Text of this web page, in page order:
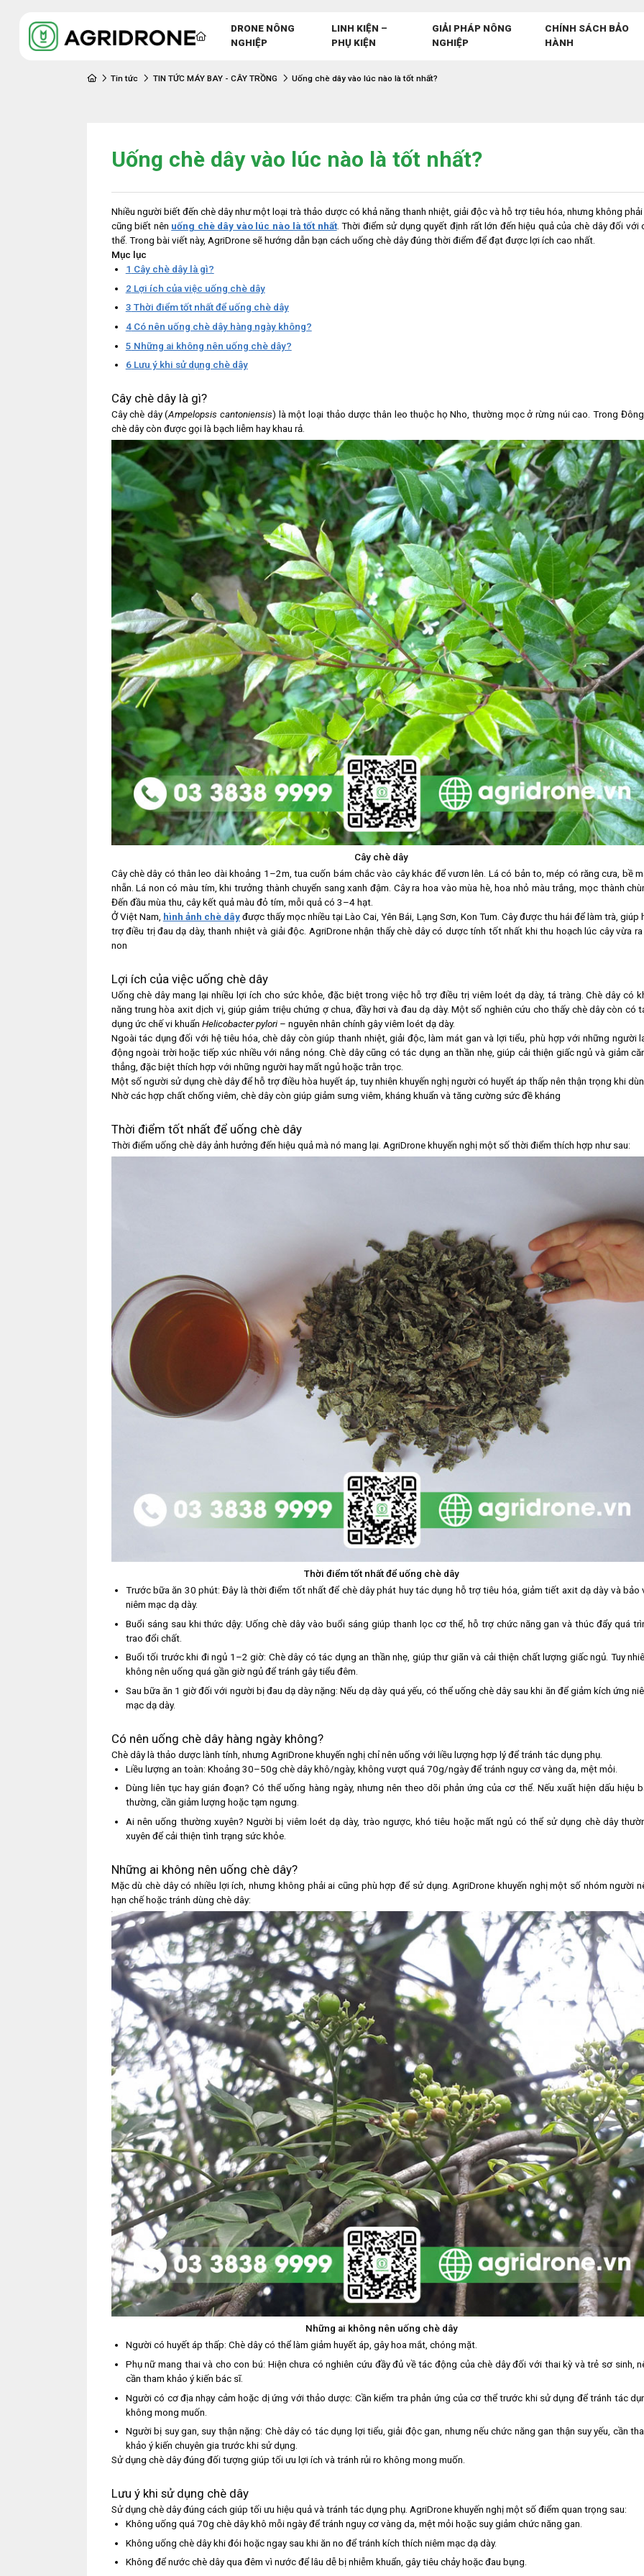
DRONE NÔNG
NGHIỆP
LINH KIỆN –
PHỤ KIỆN
GIẢI PHÁP NÔNG
NGHIỆP
CHÍNH SÁCH BẢO
HÀNH
Tin tức TIN TỨC MÁY BAY - CÂY TRỒNG Uống chè dây vào lúc nào là tốt nhất?
Uống chè dây vào lúc nào là tốt nhất?
Nhiều người biết đến chè dây như một loại trà thảo dược có khả năng thanh nhiệt, giải độc và hỗ trợ tiêu hóa, nhưng không phải
cũng biết nên uống chè dây vào lúc nào là tốt nhất. Thời điểm sử dụng quyết định rất lớn đến hiệu quả của chè dây đối với
thể. Trong bài viết này, AgriDrone sẽ hướng dẫn bạn cách uống chè dây đúng thời điểm để đạt được lợi ích cao nhất.
Mục lục
1 Cây chè dây là gì?
2 Lợi ích của việc uống chè dây
3 Thời điểm tốt nhất để uống chè dây
4Có nên uống chè dây hàng ngày không?
5 Những ai không nên uống chè dây?
6Lưu ý khi sử dụng chè dây
Cây chè dây là gì?
Cây chè dây (Ampelopsis cantoniensis) là một loại thảo dược thân leo thuộc họ Nho, thường mọc ở rừng núi cao. Trong Đông
chè dây còn được gọi là bạch liễm hay khau rả.
Cây chè dây
Cây chè dây có thân leo dài khoảng 1–2m, tua cuốn bám chắc vào cây khác để vươn lên. Lá có bản to, mép có răng cưa, bề
nhẵn. Lá non có màu tím, khi trưởng thành chuyển sang xanh đậm. Cây ra hoa vào mùa hè, hoa nhỏ màu trắng, mọc thành
Đến đầu mùa thu, cây kết quả màu đỏ tím, mỗi quả có 3–4 hạt.
Ở Việt Nam, hình ảnh chè dâyđược thấy mọc nhiều tại Lào Cai, Yên Bái, Lạng Sơn, Kon Tum. Cây được thu hái để làm trà, giúp
trợ điều trị đau dạ dày, thanh nhiệt và giải độc. AgriDrone nhận thấy chè dây có dược tính tốt nhất khi thu hoạch lúc cây vừa ra
non
Lợi ích của việc uống chè dây
Uống chè dây mang lại nhiều lợi ích cho sức khỏe, đặc biệt trong việc hỗ trợ điều trị viêm loét dạ dày, tá tràng. Chè dây có
năng trung hòa axit dịch vị, giúp giảm triệu chứng ợ chua, đầy hơi và đau dạ dày. Một số nghiên cứu cho thấy chè dây còn có
dụng ức chế vi khuẩn Helicobacter pylori– nguyên nhân chính gây viêm loét dạ dày.
Ngoài tác dụng đối với hệ tiêu hóa, chè dây còn giúp thanh nhiệt, giải độc, làm mát gan và lợi tiểu, phù hợp với những người
động ngoài trời hoặc tiếp xúc nhiều với nắng nóng. Chè dây cũng có tác dụng an thần nhẹ, giúp cải thiện giấc ngủ và giảm
thẳng, đặc biệt thích hợp với những người hay mất ngủ hoặc trằn trọc.
Một số người sử dụng chè dây để hỗ trợ điều hòa huyết áp, tuy nhiên khuyến nghị người có huyết áp thấp nên thận trọng khi
Nhờ các hợp chất chống viêm, chè dây còn giúp giảm sưng viêm, kháng khuẩn và tăng cường sức đề kháng
Thời điểm tốt nhất để uống chè dây
Thời điểm uống chè dây ảnh hưởng đến hiệu quả mà nó mang lại. AgriDrone khuyến nghị một số thời điểm thích hợp như sau:
Thời điểm tốt nhất để uống chè dây
Trước bữa ăn 30 phút: Đây là thời điểm tốt nhất để chè dây phát huy tác dụng hỗ trợ tiêu hóa, giảm tiết axit dạ dày và bảo
niêm mạc dạ dày.
Buổi sáng sau khi thức dậy: Uống chè dây vào buổi sáng giúp thanh lọc cơ thể, hỗ trợ chức năng gan và thúc đẩy quá
trao đổi chất.
Buổi tối trước khi đi ngủ 1–2 giờ: Chè dây có tác dụng an thần nhẹ, giúp thư giãn và cải thiện chất lượng giấc ngủ. Tuy
không nên uống quá gần giờ ngủ để tránh gây tiểu đêm.
Sau bữa ăn 1 giờ đối với người bị đau dạ dày nặng: Nếu dạ dày quá yếu, có thể uống chè dây sau khi ăn để giảm kích ứng
mạc dạ dày.
Có nên uống chè dây hàng ngày không?
Chè dây là thảo dược lành tính, nhưng AgriDrone khuyến nghị chỉ nên uống với liều lượng hợp lý để tránh tác dụng phụ.
Liều lượng an toàn: Khoảng 30–50g chè dây khô/ngày, không vượt quá 70g/ngày để tránh nguy cơ vàng da, mệt mỏi.
Dùng liên tục hay gián đoạn? Có thể uống hàng ngày, nhưng nên theo dõi phản ứng của cơ thể. Nếu xuất hiện dấu hiệu
thường, cần giảm lượng hoặc tạm ngưng.
Ai nên uống thường xuyên? Người bị viêm loét dạ dày, trào ngược, khó tiêu hoặc mất ngủ có thể sử dụng chè dây
xuyên để cải thiện tình trạng sức khỏe.
Những ai không nên uống chè dây?
Mặc dù chè dây có nhiều lợi ích, nhưng không phải ai cũng phù hợp để sử dụng. AgriDrone khuyến nghị một số nhóm người
hạn chế hoặc tránh dùng chè dây:
Những ai không nên uống chè dây
Người có huyết áp thấp: Chè dây có thể làm giảm huyết áp, gây hoa mắt, chóng mặt.
Phụ nữ mang thai và cho con bú: Hiện chưa có nghiên cứu đầy đủ về tác động của chè dây đối với thai kỳ và trẻ sơ sinh,
cần tham khảo ý kiến bác sĩ.
Người có cơ địa nhạy cảm hoặc dị ứng với thảo dược: Cần kiểm tra phản ứng của cơ thể trước khi sử dụng để tránh tác
không mong muốn.
Người bị suy gan, suy thận nặng: Chè dây có tác dụng lợi tiểu, giải độc gan, nhưng nếu chức năng gan thận suy yếu, cần
khảo ý kiến chuyên gia trước khi sử dụng.
Sử dụng chè dây đúng đối tượng giúp tối ưu lợi ích và tránh rủi ro không mong muốn.
Lưu ý khi sử dụng chè dây
Sử dụng chè dây đúng cách giúp tối ưu hiệu quả và tránh tác dụng phụ. AgriDrone khuyến nghị một số điểm quan trọng sau:
Không uống quá 70g chè dây khô mỗi ngày để tránh nguy cơ vàng da, mệt mỏi hoặc suy giảm chức năng gan.
Không uống chè dây khi đói hoặc ngay sau khi ăn no để tránh kích thích niêm mạc dạ dày.
Không để nước chè dây qua đêm vì nước để lâu dễ bị nhiễm khuẩn, gây tiêu chảy hoặc đau bụng.